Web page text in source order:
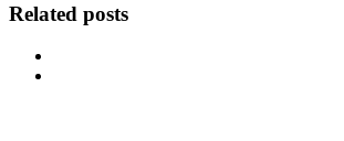
Related posts